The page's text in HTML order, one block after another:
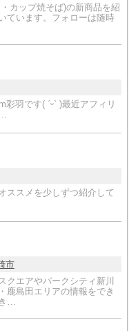
カップ焼そば)の新商品を紹
ています。フォローは随時
羽です( ˊᵕˋ )最近アフィリ
ススメを少しずつ紹介して
市
クエアやパークシティ新川
鹿島田エリアの情報をでき
…